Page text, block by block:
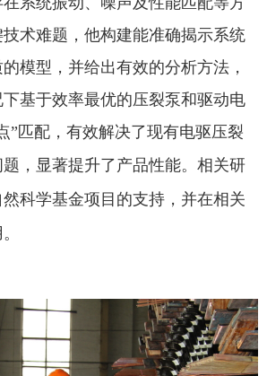
术难题，他构建能准确揭示系统
模型，并给出有效的分析方法，
基于效率最优的压裂泵和驱动电
”匹配，有效解决了现有电驱压裂
，显著提升了产品性能。 相关研
科学基金项目的支持，并在相关